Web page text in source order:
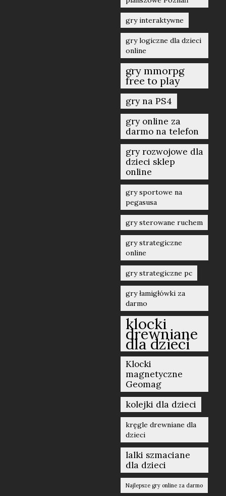
gry interaktywne
gry logiczne dla dzieci
online
gry mmorpg
free to play
gry na PS4
gry online za
darmo na telefon
gry rozwojowe dla
dzieci sklep
online
gry sportowe na
pegasusa
gry sterowane ruchem
gry strategiczne
online
gry strategiczne pc
gry łamigłówki za
darmo
klocki
drewniane
dla dzieci
Klocki
magnetyczne
Geomag
kolejki dla dzieci
kręgle drewniane dla
dzieci
lalki szmaciane
dla dzieci
Najlepsze gry online za darmo